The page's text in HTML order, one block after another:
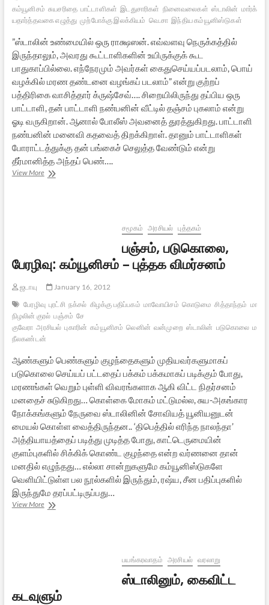
கம்யூனிசம் சுயசரிதை பாட்டாளிகள் இடதுசாரிகள் நினைவலைகள் ஸ்டாலின்
யதார்த்தவகை எழுத்து முற்போக்கு இலக்கியம் வெ.சா இந்திய கம்யூனிஸ்டுகள்
”ஸ்டாலின் உண்மையில் ஒரு ராக்ஷஸன். எவ்வளவு நெருக்கத்தில்
இருந்தாலும், அவரது கூட்டாளிகளின் உயிருக்குக் கூட
பாதுகாப்பில்லை. எந்நேரமும் அவர்கள் கைதுசெய்யப்படலாம், பொய்
வழக்கில் மரண தண்டனை வழங்கப் படலாம்” என்று குற்றப்
பத்திரிகை வாசித்தார் க்ருஷ்சேவ்…. சிறையிலிருந்து தப்பிய ஒரு
பாட்டாளி, தன் பாட்டாளி நண்பனின் வீட்டில் தஞ்சம் புகலாம் என்று
ஓடி வருகிறான். ஆனால் போலீஸ் அவனைத் துரத்துகிறது. பாட்டாளி
நண்பனின் மனைவி கதவைத் திறக்கிறாள். தானும் பாட்டாளிகள்
போராட்டத்துக்கு தன் பங்கைச் செலுத்த வேண்டும் என்று
தீர்மானித்த அந்தப் பெண்….
View Moreஸ்டாலினும்
சமூகம்
அரசியல் புத்தகம்
பஞ்சம், படுகொலை,
பேரழிவு: கம்யூனிசம் – புத்தக விமர்சனம்
ஜடாயு
January 16, 2012
பேரழிவு புரட்சி நக்சல் கிழக்கு பதிப்பகம் மாவோயிசம் கொடுமை சித்தாந்தம்
நிழலின் குரல் பஞ்சம் சே
குவேரா அரசியல் புகாரின் கம்யூனிசம் லெனின் வன்முறை ஸ்டாலின் படுகொலை
நீலகண்டன்
ஆண்களும் பெண்களும் குழந்தைகளும் முதியவர்களுமாகப்
படுகொலை செய்யப் பட்டதைப் பக்கம் பக்கமாகப் படிக்கும் போது,
மரணங்கள் வெறும் புள்ளி விவரங்களாக ஆகி விட்ட நிதர்சனம்
மனதைச் சுடுகிறது… கொள்கை மோகம் மட்டுமல்ல, சுய-அகங்கார
நோக்கங்களும் நேருவை ஸ்டாலினின் சோவியத் யூனியனுடன்
மையல் கொள்ள வைத்திருந்தன.. ‘திபெத்தில் எரிந்த நாலந்தா’
அத்தியாயத்தைப் படித்து முடித்த போது, காட்டெருமையின்
குளம்புகளில் சிக்கிக் கொண்ட குழந்தை என்ற வர்ணனை தான்
மனதில் எழுந்தது… எல்லா சான்றுகளுமே கம்யூனிஸ்டுகளே
வெளியிட்டுள்ள பல நூல்களில் இருந்தும், ரஷ்ய, சீன பதிப்புகளில்
இருந்துமே தரப்பட்டிருப்பது…
View Moreபஞ்சம்,
பயங்கரவாதம் அரசியல் வரலாறு
ஸ்டாலினும், கைவிட்ட
கடவுளும்